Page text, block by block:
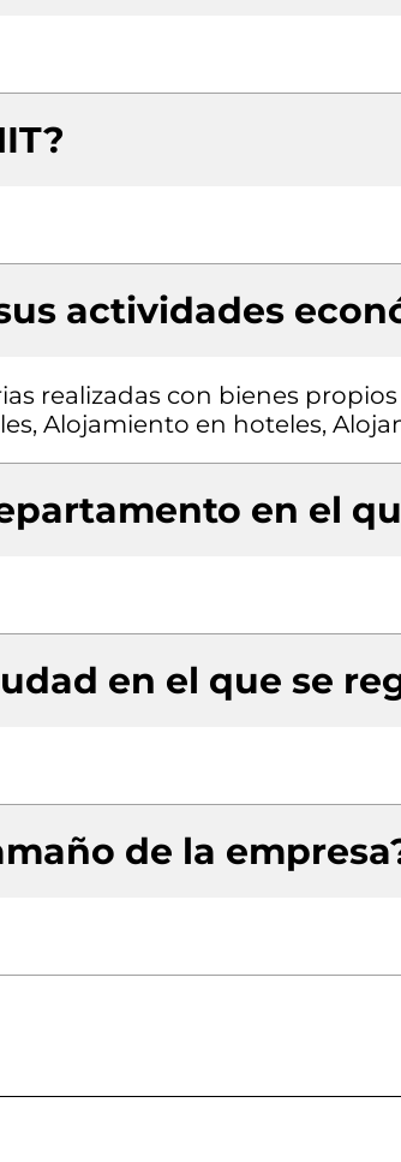
actividades
realizadas con bienes
Alojamiento en hoteles,
en el
en el que se
de la